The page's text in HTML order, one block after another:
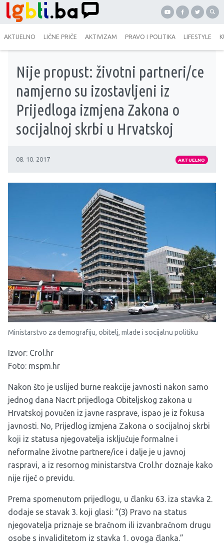
AKTUELNO LIČNE PRIČE AKTIVIZAM PRAVO I POLITIKA LIFESTYLE
Nije propust: životni partneri/ce
namjerno su izostavljeni iz
Prijedloga izmjena Zakona o
socijalnoj skrbi u Hrvatskoj
08. 10. 2017 AKTUELNO
Ministarstvo za demografiju, obitelj, mlade i socijalnu politiku
Izvor: Crol.hr
Foto: mspm.hr
Nakon što je uslijed burne reakcije javnosti nakon samo
jednog dana Nacrt prijedloga Obiteljskog zakona u
Hrvatskoj povučen iz javne rasprave, ispao je iz fokusa
javnosti. No, Prijedlog izmjena Zakona o socijalnoj skrbi
koji iz statusa njegovatelja isključuje formalne i
neformalne životne partnere/ice i dalje je u javnoj
raspravi, a iz resornog ministarstva Crol.hr doznaje kako
nije riječ o previdu.
Prema spomenutom prijedlogu, u članku 63. iza stavka 2.
dodaje se stavak 3. koji glasi: “(3) Pravo na status
njegovatelja priznaje se bračnom ili izvanbračnom drugu
osobe s invaliditetom iz stavka 1. ovoga članka.”